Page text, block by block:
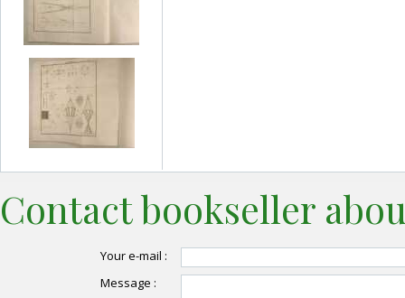
Contact bookseller
Your e-mail :
Message :